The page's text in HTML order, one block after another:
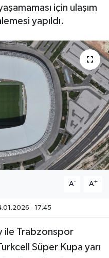
için ulaşım
yapıldı.
A- A+
- 17:45
ile Trabzonspor
Süper Kupa yarı